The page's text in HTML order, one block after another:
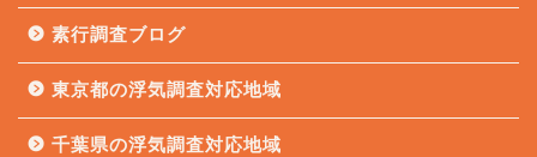
素行調査ブログ
東京都の浮気調査対応地域
千葉県の浮気調査対応地域